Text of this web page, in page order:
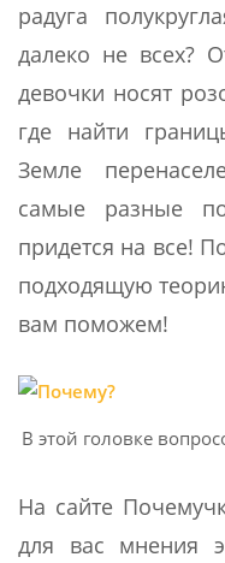
радуга
далеко не всех?
девочки носят
где найти
Земле
самые разные
придется на все!
подходящую
вам поможем!
В этой головке
На сайте
для вас мнения